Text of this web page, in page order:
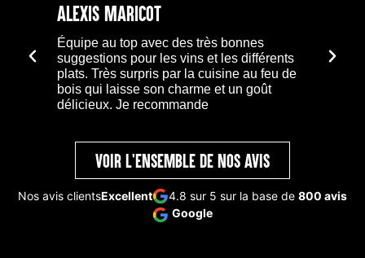
ALEXIS MARICOT
Équipe au top avec des très bonnes
suggestions pour les vins et les différents
plats. Très surpris par la cuisine au feu de
bois qui laisse son charme et un goût
délicieux. Je recommande
VOIR l'ensemble de NOS AVIS
Nos avis clientsExcellent 4.8 sur 5 sur la base de 800 avis
Google